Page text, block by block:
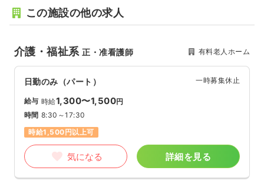
この施設の他の求人
介護・福祉系正・准看護師 有料老人ホーム
日勤のみ（パート） 一時募集休止
給与 時給1,300〜1,500円
時間 8:30～17:30
時給1,500円以上可
気になる 詳細を見る